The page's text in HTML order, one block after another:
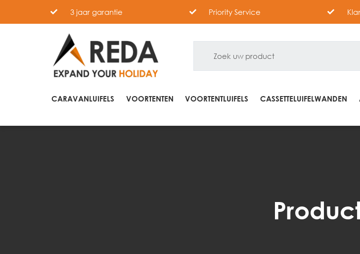
3 jaar garantie Priority Service
CARAVANLUIFELS VOORTENTEN VOORTENTLUIFELS CASSETTELUIFELWANDEN